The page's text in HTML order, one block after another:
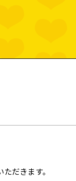
だきます。